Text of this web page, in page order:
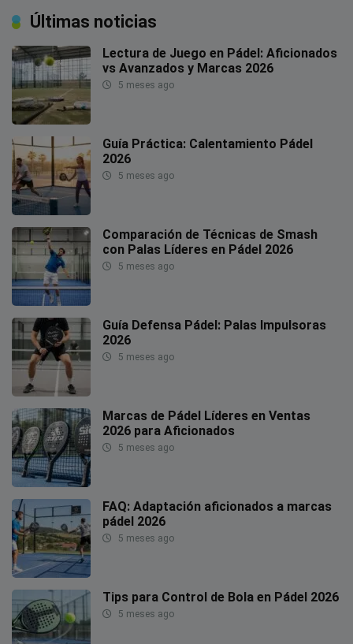
Últimas noticias
Lectura de Juego en Pádel: Aficionados
vs Avanzados y Marcas 2026
5 meses ago
Guía Práctica: Calentamiento Pádel
2026
5 meses ago
Comparación de Técnicas de Smash
con Palas Líderes en Pádel 2026
5 meses ago
Guía Defensa Pádel: Palas Impulsoras
2026
5 meses ago
Marcas de Pádel Líderes en Ventas
2026 para Aficionados
5 meses ago
FAQ: Adaptación aficionados a marcas
pádel 2026
5 meses ago
Tips para Control de Bola en Pádel 2026
5 meses ago